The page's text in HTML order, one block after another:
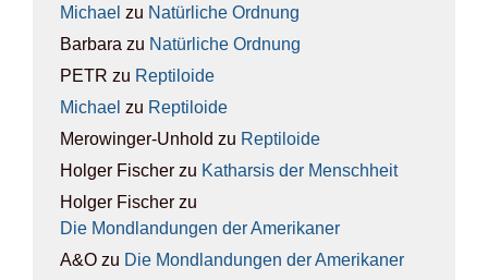
Michael zu Natür­li­che Ord­nung
Barbara zu Natür­li­che Ord­nung
PETR zu Rep­ti­lo­ide
Michael zu Rep­ti­lo­ide
Merowinger-Unhold zu Rep­ti­lo­ide
Holger Fischer zu Kathar­sis der Mensch­heit
Holger Fischer zu
Die Mond­lan­dun­gen der Ame­ri­ka­ner
A&O zu Die Mond­lan­dun­gen der Ame­ri­ka­ner